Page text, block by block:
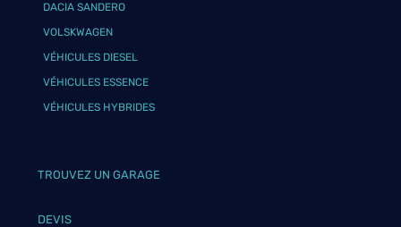
DACIA SANDERO
VOLSKWAGEN
VÉHICULES DIESEL
VÉHICULES ESSENCE
VÉHICULES HYBRIDES
TROUVEZ UN GARAGE
DEVIS